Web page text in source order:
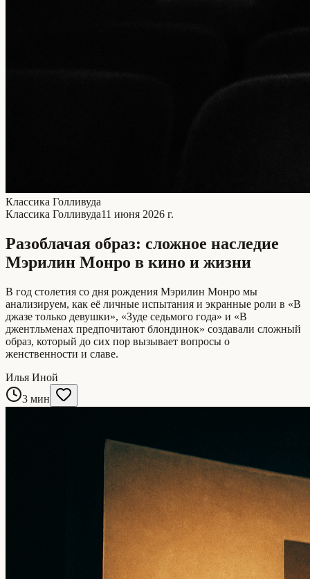
Классика Голливуда
Классика Голливуда11 июня 2026 г.
Разоблачая образ: сложное наследие
Мэрилин Монро в кино и жизни
В год столетия со дня рождения Мэрилин Монро мы
анализируем, как её личные испытания и экранные роли в «В
джазе только девушки», «Зуде седьмого года» и «В
джентльменах предпочитают блондинок» создавали сложный
образ, который до сих пор вызывает вопросы о
женственности и славе.
Илья Иной
3 мин